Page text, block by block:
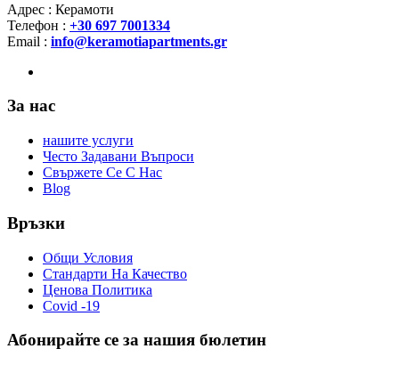
Адрес : Керамоти
Телефон : +30 697 7001334
Email : info@keramotiapartments.gr
За нас
нашите услуги
Често Задавани Въпроси
Свържете Се С Нас
Blog
Връзки
Общи Условия
Стандарти На Качество
Ценова Политика
Covid -19
Абонирайте се за нашия бюлетин